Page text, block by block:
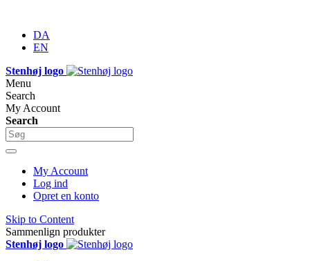
DA
EN
Stenhøj logo
Menu
Search
My Account
Search
My Account
Log ind
Opret en konto
Skip to Content
Sammenlign produkter
Stenhøj logo